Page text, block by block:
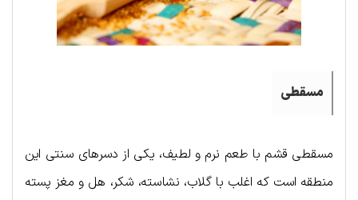
مسقطی
مسقطی قشم با طعم نرم و لطیف، یکی از دسرهای سنتی این
منطقه است که اغلب با گلاب، نشاسته، شکر، هل و مغز پسته